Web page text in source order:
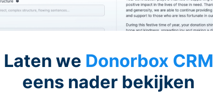
Laten we Donorbox CRM
eens nader bekijken